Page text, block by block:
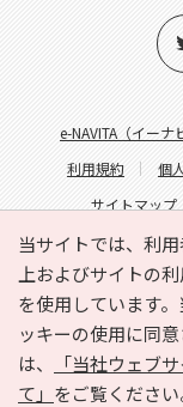
当サイトでは、利
上およびサイトの
を使用しています
ッキーの使用に同
は、
「当社ウェブ
て」 をご覧ください
e-NAVITA（イーナ
利用規約
個
サイトマップ
サ